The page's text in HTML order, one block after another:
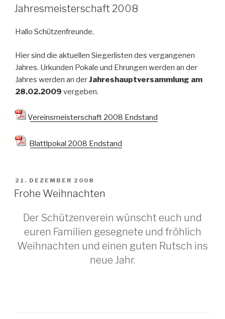
AM
Jahresmeisterschaft 2008
Hallo Schützenfreunde.
Hier sind die aktuellen Siegerlisten des vergangenen
Jahres. Urkunden Pokale und Ehrungen werden an der
Jahres werden an derJahreshauptversammlung am
28.02.2009 vergeben.
Vereinsmeisterschaft 2008 Endstand
Blattlpokal 2008 Endstand
VERÖFFENTLICHT
AM
21. DEZEMBER 2008
Frohe Weihnachten
Der Schützenverein wünscht euch und
euren Familien gesegnete und fröhlich
Weihnachten und einen guten Rutsch ins
neue Jahr.